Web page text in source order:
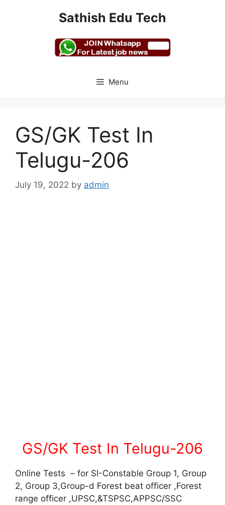
Sathish Edu Tech
Menu
GS/GK Test In
Telugu-206
July 19, 2022 by admin
GS/GK Test In Telugu-206
Online Tests – for SI-Constable Group 1, Group
2, Group 3,Group-d Forest beat officer ,Forest
range officer ,UPSC,&TSPSC,APPSC/SSC